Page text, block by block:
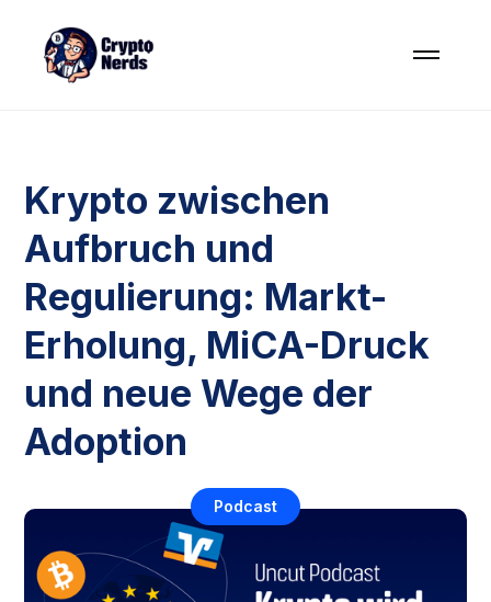
Krypto zwischen
Aufbruch und
Regulierung: Markt-
Erholung, MiCA-Druck
und neue Wege der
Adoption
Podcast